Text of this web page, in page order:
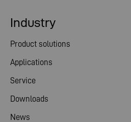
Industry
Product solutions
Applications
Service
Downloads
News